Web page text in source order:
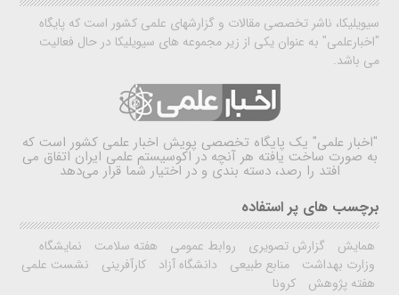
سیویلیکا، ناشر تخصصی مقالات و گزارشهای علمی کشور است که پایگاه
"اخبارعلمی" به عنوان یکی از زیر مجموعه های سیویلیکا در حال فعالیت
می باشد.
"اخبار علمی" یک پایگاه تخصصی پویش اخبار علمی کشور است که
به صورت ساخت یافته هر آنچه در اکوسیستم علمی ایران اتفاق می
افتد را رصد، دسته بندی و در اختیار شما قرار می‌دهد
برچسب های پر استفاده
همایش گزارش تصویری روابط عمومی هفته سلامت
نمایشگاه
وزارت بهداشت
منابع طبیعی دانشگاه آزاد کارآفرینی
نشست علمی
هفته پژوهش
کرونا